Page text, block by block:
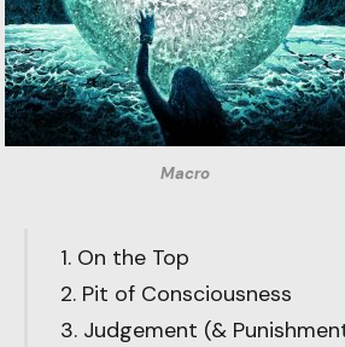
Macro
1. On the Top
2. Pit of Consciousness
3. Judgement (&